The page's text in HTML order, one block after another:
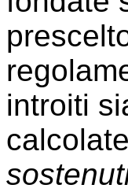
introiti